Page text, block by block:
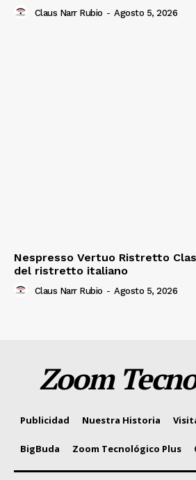
Claus Narr Rubio - Agosto 5, 2026
Nespresso Vertuo Ristretto
del ristretto italiano
Claus Narr Rubio - Agosto 5, 2026
Zoom
Publicidad Nuestra Historia
BigBuda Zoom Tecnológico Plus